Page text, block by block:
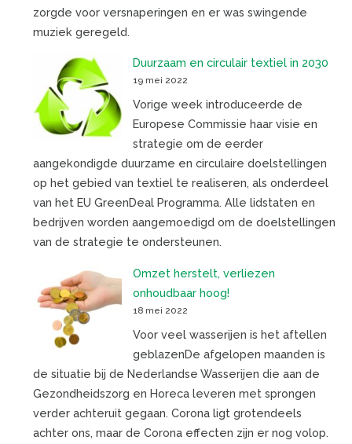
zorgde voor versnaperingen en er was swingende
muziek geregeld.
Duurzaam en circulair textiel in 2030
19 mei 2022
Vorige week introduceerde de
Europese Commissie haar visie en
strategie om de eerder
aangekondigde duurzame en circulaire doelstellingen
op het gebied van textiel te realiseren, als onderdeel
van het EU GreenDeal Programma. Alle lidstaten en
bedrijven worden aangemoedigd om de doelstellingen
van de strategie te ondersteunen.
Omzet herstelt, verliezen
onhoudbaar hoog!
18 mei 2022
Voor veel wasserijen is het aftellen
geblazenDe afgelopen maanden is
de situatie bij de Nederlandse Wasserijen die aan de
Gezondheidszorg en Horeca leveren met sprongen
verder achteruit gegaan. Corona ligt grotendeels
achter ons, maar de Corona effecten zijn er nog volop.